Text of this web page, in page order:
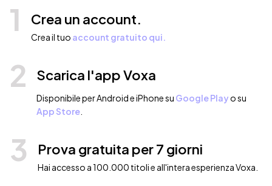
1 Crea un account.
Crea il tuo account gratuito qui.
2 Scarica l'app Voxa
Disponibile per Android e iPhone su Google Playo su
App Store
3 Prova gratuita per 7 giorni
Hai accesso a 100.000 titoli e all'intera esperienza Voxa.